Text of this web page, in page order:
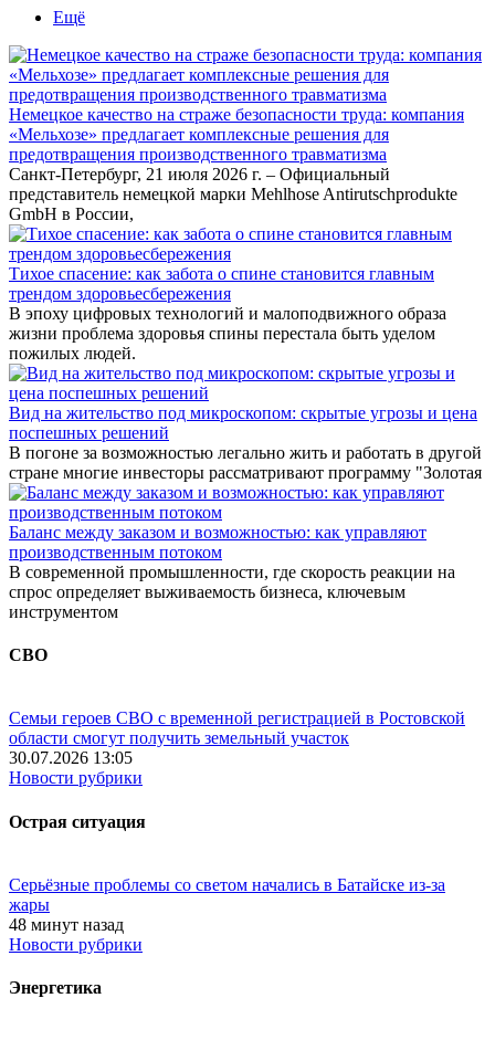
Ещё
Немецкое качество на страже безопасности труда: компания
«Мельхозе» предлагает комплексные решения для
предотвращения производственного травматизма
Санкт-Петербург, 21 июля 2026 г. – Официальный
представитель немецкой марки Mehlhose Antirutschprodukte
GmbH в России,
Тихое спасение: как забота о спине становится главным
трендом здоровьесбережения
В эпоху цифровых технологий и малоподвижного образа
жизни проблема здоровья спины перестала быть уделом
пожилых людей.
Вид на жительство под микроскопом: скрытые угрозы и цена
поспешных решений
В погоне за возможностью легально жить и работать в другой
стране многие инвесторы рассматривают программу "Золотая
Баланс между заказом и возможностью: как управляют
производственным потоком
В современной промышленности, где скорость реакции на
спрос определяет выживаемость бизнеса, ключевым
инструментом
СВО
Семьи героев СВО с временной регистрацией в Ростовской
области смогут получить земельный участок
30.07.2026 13:05
Новости рубрики
Острая ситуация
Серьёзные проблемы со светом начались в Батайске из-за
жары
48 минут назад
Новости рубрики
Энергетика